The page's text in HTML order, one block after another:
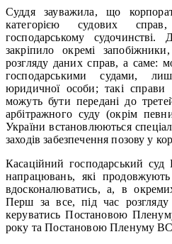
Суддя зауважила, що
категорією судових
господарському
закріпило окремі
розгляду даних справ, а саме:
господарськими судами,
юридичної особи; такі
можуть бути передані до
арбітражного суду (окрім
України встановлюються
заходів забезпечення позову у
Касаційний господарський
напрацювань, які продовжують
вдосконалюватись, а, в
Перш за все, під час розгляду
керуватись Постановою
року та Постановою Пленуму